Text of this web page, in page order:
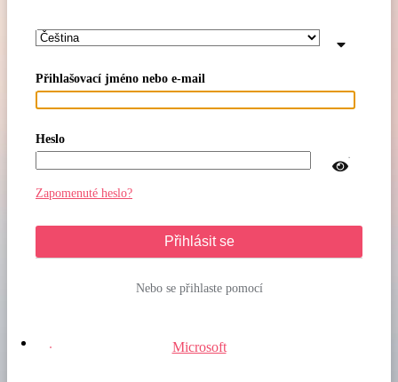
Přihlašovací jméno nebo e-mail
Heslo
Zapomenuté heslo?
Přihlásit se
Nebo se přihlaste pomocí
Microsoft